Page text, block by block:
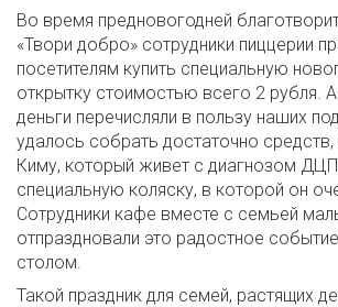
Во время предновогодней
«Твори добро» сотрудники пиццерии
посетителям купить специальную
открытку стоимостью всего 2 рубля.
деньги перечисляли в пользу наших
удалось собрать достаточно
Киму, который живет с диагнозом
специальную коляску, в которой он
Сотрудники кафе вместе с семьей
отпраздновали это радостное
столом.
Такой праздник для семей, растящих